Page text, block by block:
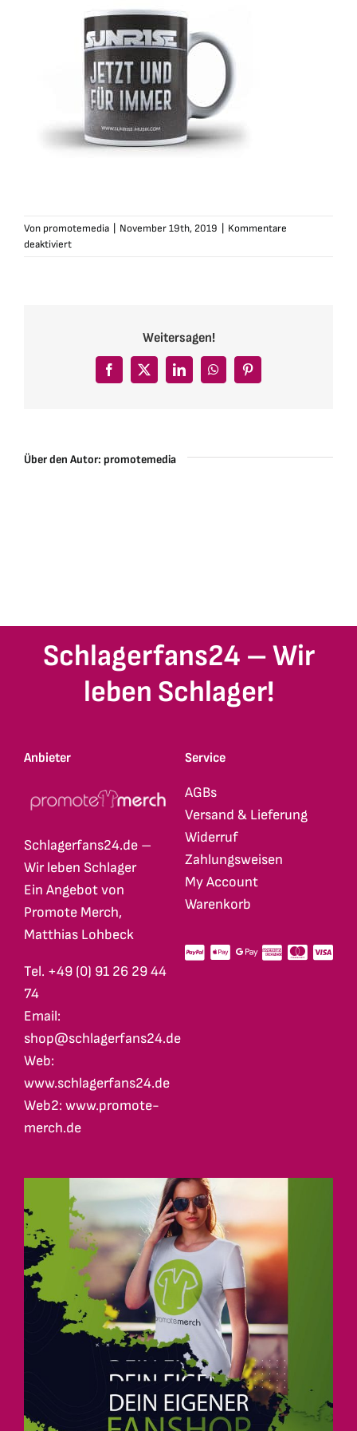
Von promotemedia November 19th, 2019
Kommentare
deaktiviertfür
Weitersagen!
Facebook
X LinkedInWhatsAppPinterest
Über den Autor: promotemedia
Schlagerfans24 – Wir
leben Schlager!
Anbieter
Schlagerfans24.de –
Wir leben Schlager
Ein Angebot von
Promote Merch,
Matthias Lohbeck
Tel. +49 (0) 91 26 29 44
74
Email:
shop@schlagerfans24.de
Web:
www.schlagerfans24.de
Web2: www.promote-
merch.de
Service
AGBs
Versand & Lieferung
Widerruf
Zahlungsweisen
My Account
Warenkorb